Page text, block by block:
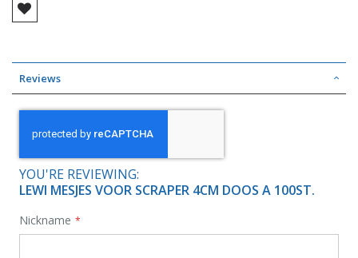
Reviews
YOU'RE REVIEWING:
LEWI MESJES VOOR SCRAPER 4CM DOOS A 100ST.
Nickname